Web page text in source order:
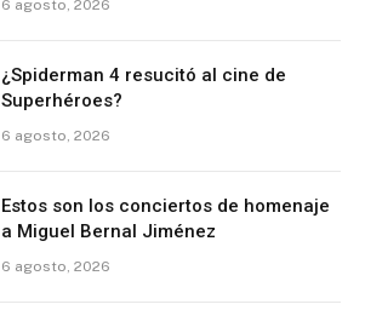
6 agosto, 2026
¿Spiderman 4 resucitó al cine de
Superhéroes?
6 agosto, 2026
Estos son los conciertos de homenaje
a Miguel Bernal Jiménez
6 agosto, 2026